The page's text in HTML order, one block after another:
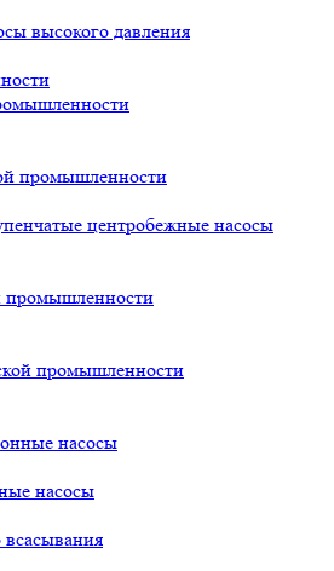
высокого давления
промышленности
центробежные насосы
промышленности
промышленности
насосы
насосы